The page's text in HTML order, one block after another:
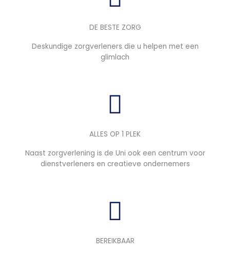
DE BESTE ZORG
Deskundige zorgverleners die u helpen met een
glimlach
ALLES OP 1 PLEK
Naast zorgverlening is de Uni ook een centrum voor
dienstverleners en creatieve ondernemers
BEREIKBAAR